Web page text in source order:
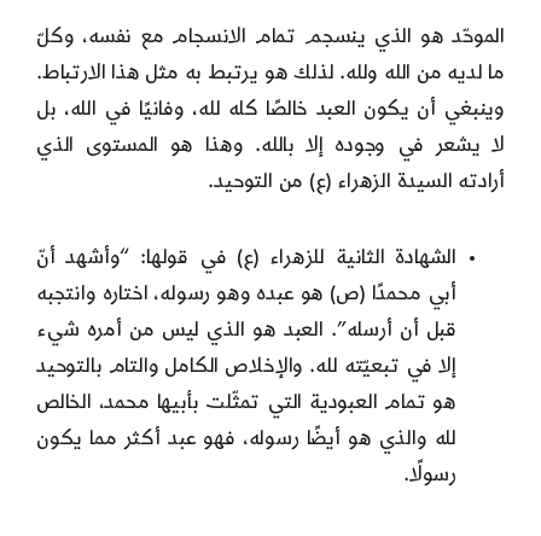
الموحّد هو الذي ينسجم تمام الانسجام مع نفسه، وكلّ
ما لديه من الله ولله. لذلك هو يرتبط به مثل هذا الارتباط.
وينبغي أن يكون العبد خالصًا كله لله، وفانيًا في الله، بل
لا يشعر في وجوده إلا بالله. وهذا هو المستوى الذي
أرادته السيدة الزهراء (ع) من التوحيد.
الشهادة الثانية للزهراء (ع) في قولها: “وأشهد أنّ
أبي محمدًا (ص) هو عبده وهو رسوله، اختاره وانتجبه
قبل أن أرسله”. العبد هو الذي ليس من أمره شيء
إلا في تبعيّته لله. والإخلاص الكامل والتام بالتوحيد
هو تمام العبودية التي تمثّلت بأبيها محمد، الخالص
لله والذي هو أيضًا رسوله، فهو عبد أكثر مما يكون
رسولًا.